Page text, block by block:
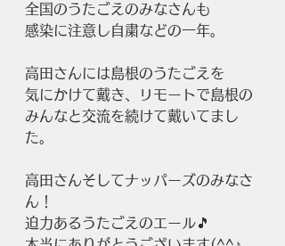
全国のうたごえのみなさんも
感染に注意し自粛などの一年。
高田さんには島根のうたごえを
気にかけて戴き、リモートで島根の
みんなと交流を続けて戴いてまし
た。
高田さんそしてナッパーズのみなさ
ん！
迫力あるうたごえのエール🎵